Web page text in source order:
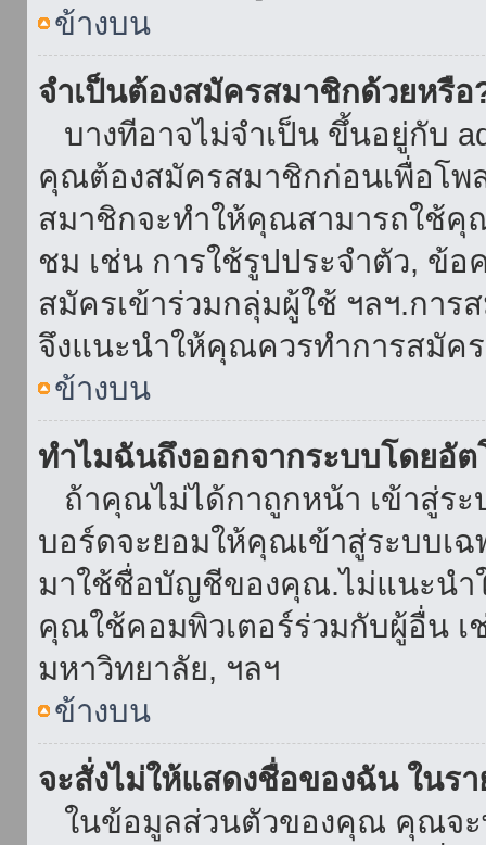
ข้างบน
จำเป็นต้องสมัครสมาชิกด้วยหรือ
บางทีอาจไม่จำเป็น ขึ้นอยู่กับ
คุณต้องสมัครสมาชิกก่อนเพื่อโพ
สมาชิกจะทำให้คุณสามารถใช้คุ
ชม เช่น การใช้รูปประจำตัว, ข้อ
สมัครเข้าร่วมกลุ่มผู้ใช้ ฯลฯ.การ
จึงแนะนำให้คุณควรทำการสมัค
ข้างบน
ทำไมฉันถึงออกจากระบบโดยอั
ถ้าคุณไม่ได้กาถูกหน้า เข้าสู่ร
บอร์ดจะยอมให้คุณเข้าสู่ระบบเ
มาใช้ชื่อบัญชีของคุณ.ไม่แนะนำ
คุณใช้คอมพิวเตอร์ร่วมกับผู้อื่น เ
มหาวิทยาลัย, ฯลฯ
ข้างบน
จะสั่งไม่ให้แสดงชื่อของฉัน ในร
ในข้อมูลส่วนตัวของคุณ คุณจะ